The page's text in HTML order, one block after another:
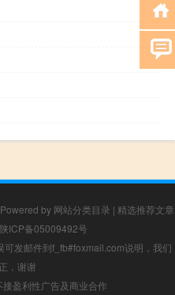
Powered by 网站分类目录 | 精选推荐文章
陕ICP备05009492号
发邮件到f_fb#foxmail.com说明，我们
，谢谢
盈利性广告及商业合作